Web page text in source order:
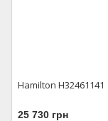
Hamilton H32461141
25 730 грн